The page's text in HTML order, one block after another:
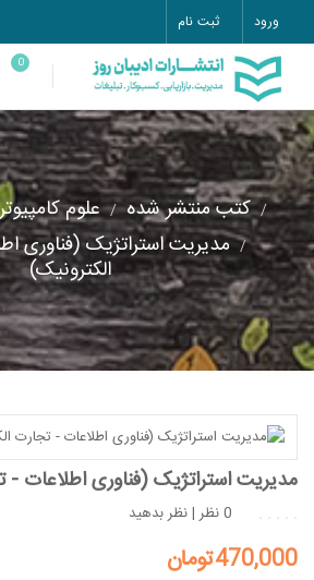
ورود ثبت نام
0
کتب منتشر شده
علوم
مدیریت استراتژیک (فناوری
الکترونیک)
مدیریت استراتژیک (فناوری اطلاعات -
0 نظر |نظر بدهید
470,000تومان